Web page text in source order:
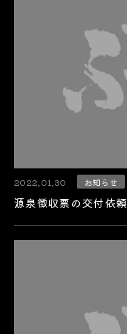
2022.01.30 お知らせ
源泉徴収票の交付依